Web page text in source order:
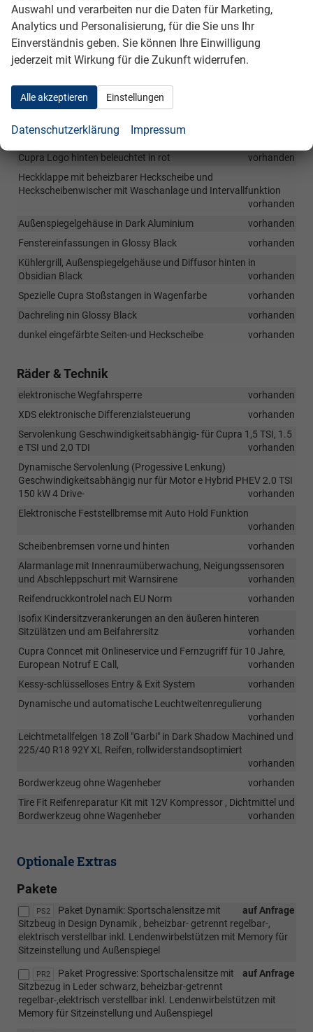
Coming /Leaving Home Funktionm mit Cupra Begrüßungs und
Verabschiedelicht
Heckklappe mit elektrischer Öffnung mit Virtual Pedal und
Servoschließung
vorhanden
Nebelrückleuchte
Full LED Hauptscheinwefer mit LED Tagfahrlicht
Außenspiegel elektrisch einstellbar, beheizbar und elektrisch
Cupra Logo hinten beleuchtet in rot
vorhanden
Heckklappe mit beheizbarer Heckscheibe und
Heckscheibenwischer mit Waschanlage und Intervallfunktion
vorhanden
Außenspiegelgehäuse in Dark Aluminium
vorhanden
Fenstereinfassungen in Glossy Black
vorhanden
Kühlergrill, Außenspiegelgehäuse und Diffusor hinten in
Obsidian Black
vorhanden
Spezielle Cupra Stoßstangen in Wagenfarbe
vorhanden
Dachreling nin Glossy Black
vorhanden
dunkel eingefärbte Seiten-und Heckscheibe
vorhanden
Räder & Technik
elektronische Wegfahrsperre
vorhanden
XDS elektronische Differenzialsteuerung
vorhanden
Servolenkung Geschwindigkeitsabhängig- für Cupra 1,5 TSI, 1.5
e TSI und 2,0 TDI
vorhanden
Dynamische Servolenlung (Progessive Lenkung)
Geschwindigkeitsabhängig nur für Motor e Hybrid PHEV 2.0 TSI
150 kW 4 Drive-
vorhanden
Elektronische Feststellbremse mit Auto Hold Funktion
vorhanden
Scheibenbremsen vorne und hinten
vorhanden
Alarmanlage mit Innenraumüberwachung, Neigungssensoren
und Abschleppschurt mit Warnsirene
vorhanden
Reifendruckkontrolel nach EU Norm
vorhanden
Isofix Kindersitzverankerungen an den äußeren hinteren
Sitzülätzen und am Beifahrersitz
vorhanden
Cupra Conncet mit Onlineservice und Fernzugriff für 10 Jahre,
European Notruf E Call,
vorhanden
Kessy-schlüsselloses Entry & Exit System
vorhanden
Dynamische und automatische Leuchtweitenregulierung
vorhanden
Leichtmetallfelgen 18 Zoll "Garbi" in Dark Shadow Machined und
225/40 R18 92Y XL Reifen, rollwiderstandsoptimiert
vorhanden
Bordwerkzeug ohne Wagenheber
vorhanden
Tire Fit Reifenreparatur Kit mit 12V Kompressor , Dichtmittel und
Bordwerkzeug ohne Wagenheber
vorhanden
Optionale Extras
Pakete
PS2 auf Anfrage
Paket Dynamik: Sportschalensitze mit
Sitzbeug in Design Dynamik , beheizbar- getrennt regelbar-,
elektrisch verstellbar inkl. Lendenwirbelstützen mit Memory für
Sitzeinstellung und Außenspiegel
PR2 auf Anfrage
Paket Progressive: Sportschalensitze mit
Sitzbezug in Leder schwarz, beheizbar-getrennt
regelbar-,elektrisch verstellbar inkl. Lendenwirbelstützen mit
Memory für Sitzeinstellung und Außenspiegel
Auswahl und verarbeiten nur die Daten für Marketing,
Analytics und Personalisierung, für die Sie uns Ihr
Einverständnis geben. Sie können Ihre Einwilligung
jederzeit mit Wirkung für die Zukunft widerrufen.
Alle akzeptieren Einstellungen
Datenschutzerklärung Impressum